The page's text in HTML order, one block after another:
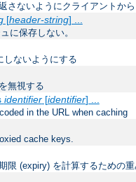
さないようにクライアントか
[header-string] ...
に保存しない。
しないようにする
無視する
identifier[identifier] ...
in the URL when caching
cache keys.
限 (expiry) を計算するための